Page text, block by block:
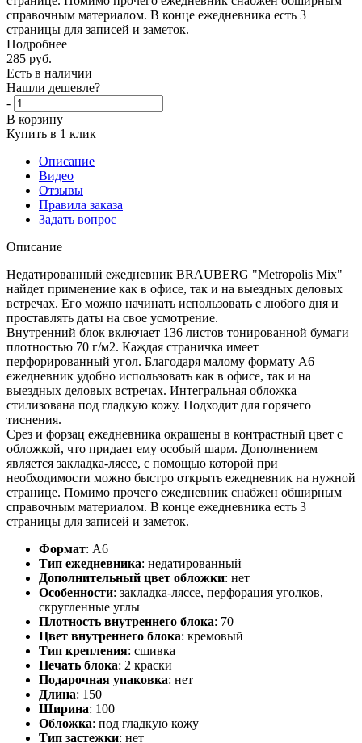
справочным материалом. В конце ежедневника есть 3
страницы для записей и заметок.
Подробнее
285 руб.
Есть в наличии
Нашли дешевле?
-
+
В корзину
Купить в 1 клик
Описание
Видео
Отзывы
Правила заказа
Задать вопрос
Описание
Недатированный ежедневник BRAUBERG "Metropolis Mix"
найдет применение как в офисе, так и на выездных деловых
встречах. Его можно начинать использовать с любого дня и
проставлять даты на свое усмотрение.
Внутренний блок включает 136 листов тонированной бумаги
плотностью 70 г/м2. Каждая страничка имеет
перфорированный угол. Благодаря малому формату А6
ежедневник удобно использовать как в офисе, так и на
выездных деловых встречах. Интегральная обложка
стилизована под гладкую кожу. Подходит для горячего
тиснения.
Срез и форзац ежедневника окрашены в контрастный цвет с
обложкой, что придает ему особый шарм. Дополнением
является закладка-ляссе, с помощью которой при
необходимости можно быстро открыть ежедневник на нужной
странице. Помимо прочего ежедневник снабжен обширным
справочным материалом. В конце ежедневника есть 3
страницы для записей и заметок.
Формат: А6
Тип ежедневника: недатированный
Дополнительный цвет обложки: нет
Особенности: закладка-ляссе, перфорация уголков,
скругленные углы
Плотность внутреннего блока: 70
Цвет внутреннего блока: кремовый
Тип крепления: сшивка
Печать блока: 2 краски
Подарочная упаковка: нет
Длина: 150
Ширина: 100
Обложка: под гладкую кожу
Тип застежки: нет